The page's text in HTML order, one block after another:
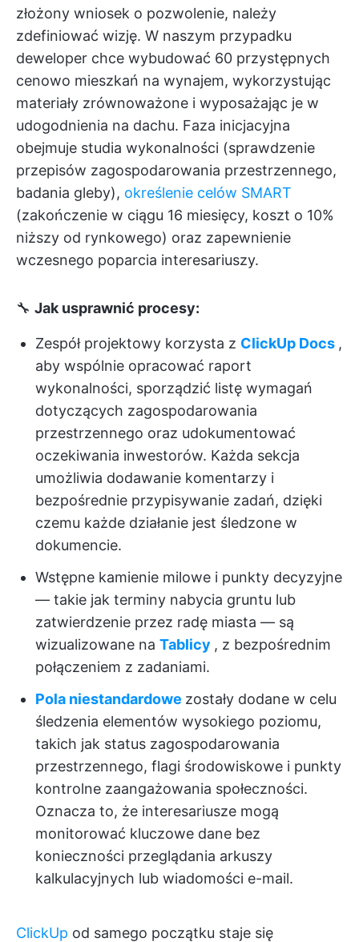
złożony wniosek o pozwolenie, należy
zdefiniować wizję. W naszym przypadku
deweloper chce wybudować 60 przystępnych
cenowo mieszkań na wynajem, wykorzystując
materiały zrównoważone i wyposażając je w
udogodnienia na dachu. Faza inicjacyjna
obejmuje studia wykonalności (sprawdzenie
przepisów zagospodarowania przestrzennego,
badania gleby), określenie celów SMART
(zakończenie w ciągu 16 miesięcy, koszt o 10%
niższy od rynkowego) oraz zapewnienie
wczesnego poparcia interesariuszy.
🔧 Jak usprawnić procesy:
Zespół projektowy korzysta z ClickUp Docs ,
aby wspólnie opracować raport
wykonalności, sporządzić listę wymagań
dotyczących zagospodarowania
przestrzennego oraz udokumentować
oczekiwania inwestorów. Każda sekcja
umożliwia dodawanie komentarzy i
bezpośrednie przypisywanie zadań, dzięki
czemu każde działanie jest śledzone w
dokumencie.
Wstępne kamienie milowe i punkty decyzyjne
— takie jak terminy nabycia gruntu lub
zatwierdzenie przez radę miasta — są
wizualizowane na Tablicy , z bezpośrednim
połączeniem z zadaniami.
Pola niestandardowe zostały dodane w celu
śledzenia elementów wysokiego poziomu,
takich jak status zagospodarowania
przestrzennego, flagi środowiskowe i punkty
kontrolne zaangażowania społeczności.
Oznacza to, że interesariusze mogą
monitorować kluczowe dane bez
konieczności przeglądania arkuszy
kalkulacyjnych lub wiadomości e-mail.
ClickUp od samego początku staje się